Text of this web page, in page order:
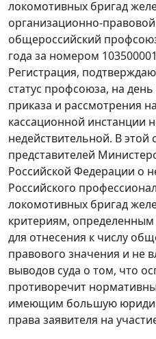
локомотивных бригад
организационно-
общероссийский
года за номером
Регистрация,
статус профсоюза, на
приказа и рассмотрения
кассационной инстанции
недействительной. В этой
представителей
Российской Федерации о
Российского
локомотивных бригад
критериям,
для отнесения к числу
правового значения и не
выводов суда о том, что
противоречит
имеющим большую
права заявителя на